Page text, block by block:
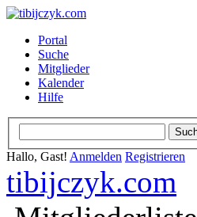
Portal
Suche
Mitglieder
Kalender
Hilfe
Hallo, Gast! Anmelden Registrieren
tibijczyk.com